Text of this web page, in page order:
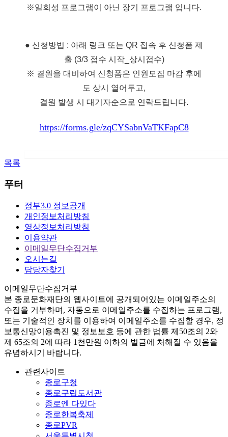
​※일회성 프로그램이 아닌 장기 프로그램 입니다.
● 신청방법 : 아래 링크 또는 QR 접속 후 신청폼 제
출 (3/3 접수 시작_상시접수)
※ 결원을 대비하여 신청폼은 인원모집 마감 후에
도 상시 열어두고,
결원 발생 시 대기자순으로 연락드립니다.
https://forms.gle/zqCYSabnVaTKFapC8
목록
푸터
정부3.0 정보공개
개인정보처리방침
영상정보처리방침
이용약관
이메일무단수집거부
오시는길
담당자찾기
이메일무단수집거부
본 종로문화재단의 웹사이트에 공개되어있는 이메일주소의
수집을 거부하며, 자동으로 이메일주소를 수집하는 프로그램,
또는 기술적인 장치를 이용하여 이메일주소를 수집할 경우, 정
보통신망이용촉진 및 정보보호 등에 관한 법률 제50조의 2와
제 65조의 2에 따라 1천만원 이하의 벌금에 처해질 수 있음을
유념하시기 바랍니다.
관련사이트
종로구청
종로구립도서관
종로엔 다있다
종로한복축제
종로PVR